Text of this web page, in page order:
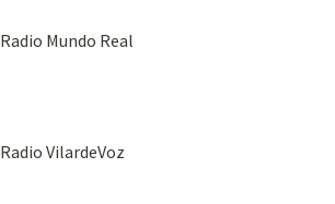
Radio Mundo Real
Radio VilardeVoz